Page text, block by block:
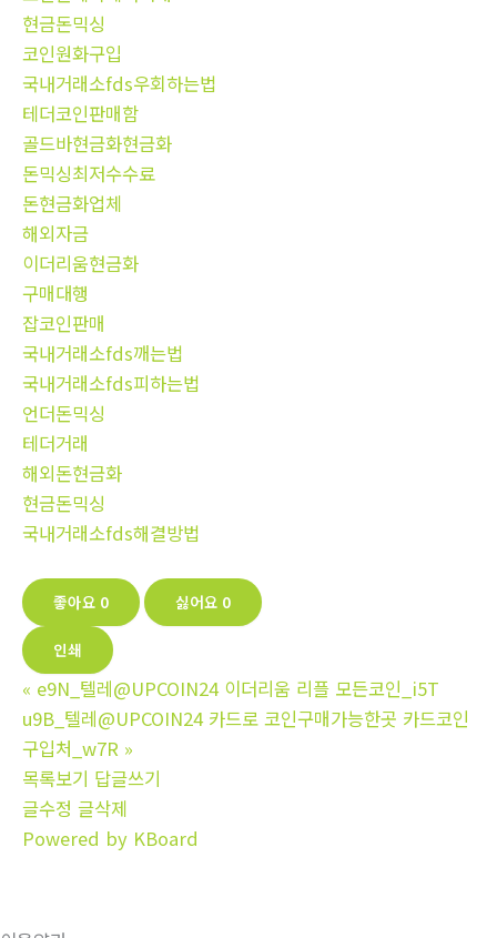
현금돈믹싱
코인원화구입
국내거래소fds우회하는법
테더코인판매함
골드바현금화현금화
돈믹싱최저수수료
돈현금화업체
해외자금
이더리움현금화
구매대행
잡코인판매
국내거래소fds깨는법
국내거래소fds피하는법
언더돈믹싱
테더거래
해외돈현금화
현금돈믹싱
국내거래소fds해결방법
좋아요 0 싫어요 0
인쇄
« e9N_텔레@UPCOIN24 이더리움 리플 모든코인_i5T
u9B_텔레@UPCOIN24 카드로 코인구매가능한곳 카드코인
구입처_w7R »
목록보기 답글쓰기
글수정 글삭제
Powered by KBoard